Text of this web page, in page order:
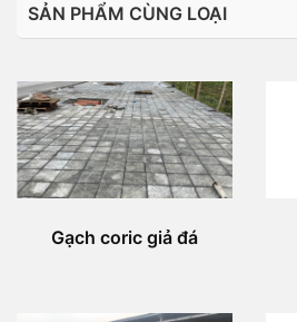
SẢN PHẨM CÙNG LOẠI
Gạch coric giả đá